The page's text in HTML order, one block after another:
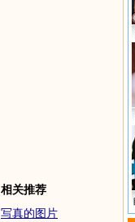
相关推荐
写真的图片